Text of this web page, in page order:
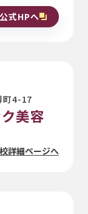
公式HPへ
町4-17
美容
詳細ページへ